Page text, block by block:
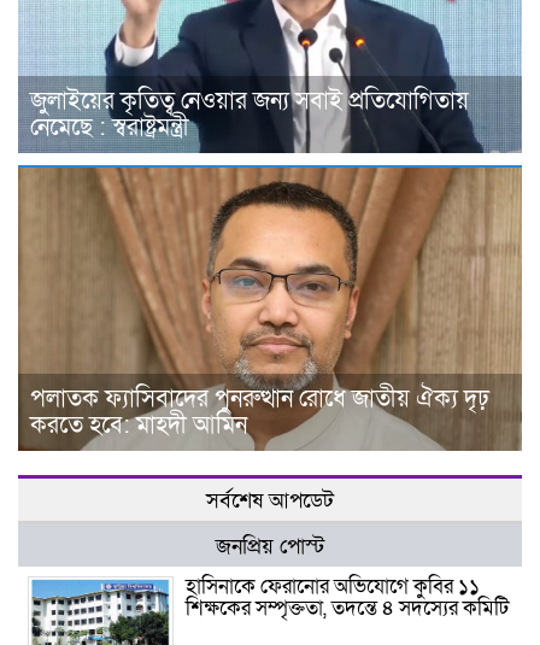
জুলাইয়ের কৃতিত্ব নেওয়ার জন্য সবাই প্রতিযোগিতায়
নেমেছে : স্বরাষ্ট্রমন্ত্রী
পলাতক ফ্যাসিবাদের পুনরুত্থান রোধে জাতীয় ঐক্য দৃঢ়
করতে হবে: মাহদী আমিন
সর্বশেষ আপডেট
জনপ্রিয় পোস্ট
হাসিনাকে ফেরানোর অভিযোগে কুবির ১১
শিক্ষকের সম্পৃক্ততা, তদন্তে ৪ সদস্যের কমিটি